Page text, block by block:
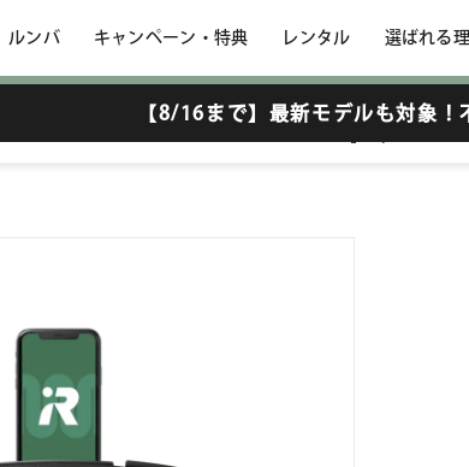
ルンバ キャンペーン・特典 レンタル 選ばれる
【8/16まで】最新モデルも対象！
ロボット + AutoEmpty 充